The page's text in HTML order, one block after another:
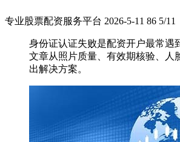
专业股票配资服务平台 2026-5-11 86 5/11
身份证认证失败是配资开户最常遇
文章从照片质量、有效期核验、人
出解决方案。